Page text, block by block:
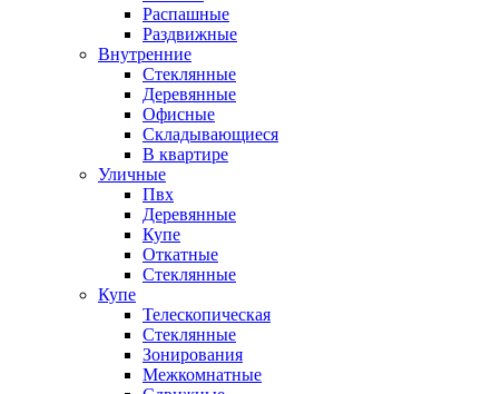
Распашные
Раздвижные
Внутренние
Стеклянные
Деревянные
Офисные
Складывающиеся
В квартире
Уличные
Пвх
Деревянные
Купе
Откатные
Стеклянные
Купе
Телескопическая
Стеклянные
Зонирования
Межкомнатные